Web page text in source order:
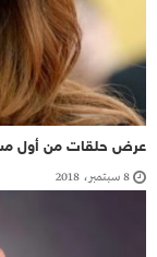
عرض حلقات من أول
8 سبتمبر، 2018